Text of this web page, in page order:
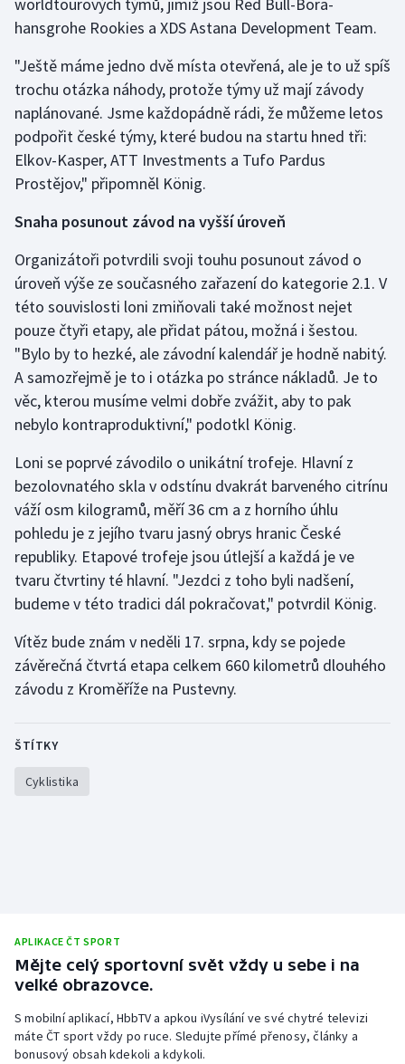
worldtourových týmů, jimiž jsou Red Bull-Bora-
hansgrohe Rookies a XDS Astana Development Team.
"Ještě máme jedno dvě místa otevřená, ale je to už spíš
trochu otázka náhody, protože týmy už mají závody
naplánované. Jsme každopádně rádi, že můžeme letos
podpořit české týmy, které budou na startu hned tři:
Elkov-Kasper, ATT Investments a Tufo Pardus
Prostějov," připomněl König.
Snaha posunout závod na vyšší úroveň
Organizátoři potvrdili svoji touhu posunout závod o
úroveň výše ze současného zařazení do kategorie 2.1. V
této souvislosti loni zmiňovali také možnost nejet
pouze čtyři etapy, ale přidat pátou, možná i šestou.
"Bylo by to hezké, ale závodní kalendář je hodně nabitý.
A samozřejmě je to i otázka po stránce nákladů. Je to
věc, kterou musíme velmi dobře zvážit, aby to pak
nebylo kontraproduktivní," podotkl König.
Loni se poprvé závodilo o unikátní trofeje. Hlavní z
bezolovnatého skla v odstínu dvakrát barveného citrínu
váží osm kilogramů, měří 36 cm a z horního úhlu
pohledu je z jejího tvaru jasný obrys hranic České
republiky. Etapové trofeje jsou útlejší a každá je ve
tvaru čtvrtiny té hlavní. "Jezdci z toho byli nadšení,
budeme v této tradici dál pokračovat," potvrdil König.
Vítěz bude znám v neděli 17. srpna, kdy se pojede
závěrečná čtvrtá etapa celkem 660 kilometrů dlouhého
závodu z Kroměříže na Pustevny.
ŠTÍTKY
Cyklistika
APLIKACE ČT SPORT
Mějte celý sportovní svět vždy u sebe i na
velké obrazovce.
S mobilní aplikací, HbbTV a apkou iVysílání ve své chytré televizi
máte ČT sport vždy po ruce. Sledujte přímé přenosy, články a
bonusový obsah kdekoli a kdykoli.